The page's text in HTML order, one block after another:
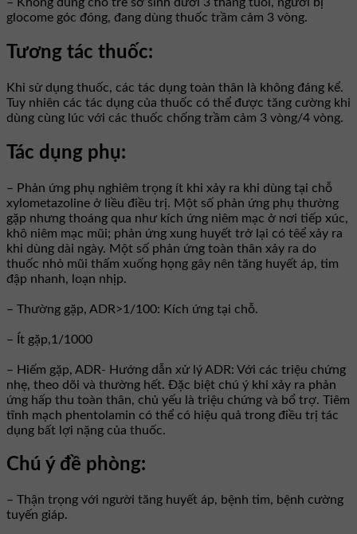
glocome góc đóng, đang dùng thuốc trầm cảm 3 vòng.
Tương tác thuốc:
Khi sử dụng thuốc, các tác dụng toàn thân là không đáng kể.
Tuy nhiên các tác dụng của thuốc có thể được tăng cường khi
dùng cùng lúc với các thuốc chống trầm cảm 3 vòng/4 vòng.
Tác dụng phụ:
– Phản ứng phụ nghiêm trọng ít khi xảy ra khi dùng tại chỗ
xylometazoline ở liều điều trị. Một số phản ứng phụ thường
gặp nhưng thoáng qua như kích ứng niêm mạc ở nơi tiếp xúc,
khô niêm mạc mũi; phản ứng xung huyết trở lại có têể xảy ra
khi dùng dài ngày. Một số phản ứng toàn thân xảy ra do
thuốc nhỏ mũi thấm xuống họng gây nên tăng huyết áp, tim
đập nhanh, loạn nhịp.
– Thường gặp, ADR>1/100: Kích ứng tại chỗ.
– Ít gặp,1/1000
– Hiếm gặp, ADR- Hướng dẫn xử lý ADR: Với các triệu chứng
nhẹ, theo dõi và thường hết. Đặc biệt chú ý khi xảy ra phản
ứng hấp thu toàn thân, chủ yếu là triệu chứng và bổ trợ. Tiêm
tĩnh mạch phentolamin có thể có hiệu quả trong điều trị tác
dụng bất lợi nặng của thuốc.
Chú ý đề phòng:
– Thận trọng với người tăng huyết áp, bệnh tim, bệnh cường
tuyến giáp.